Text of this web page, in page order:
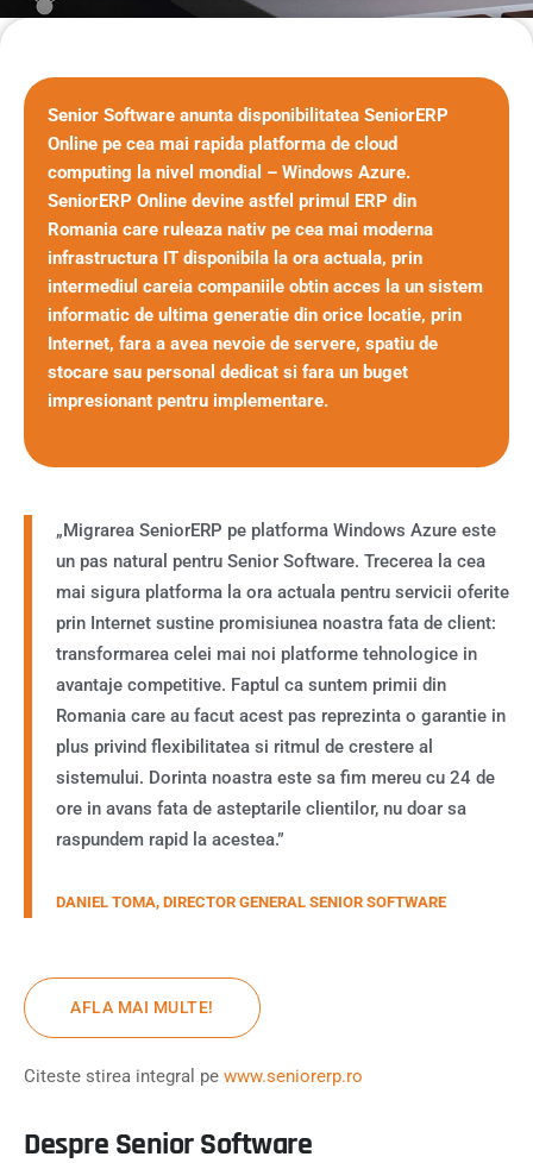
Senior Software anunta disponibilitatea SeniorERP
Online pe cea mai rapida platforma de cloud
computing la nivel mondial – Windows Azure.
SeniorERP Online devine astfel primul ERP din
Romania care ruleaza nativ pe cea mai moderna
infrastructura IT disponibila la ora actuala, prin
intermediul careia companiile obtin acces la un sistem
informatic de ultima generatie din orice locatie, prin
Internet, fara a avea nevoie de servere, spatiu de
stocare sau personal dedicat si fara un buget
impresionant pentru implementare.
„Migrarea SeniorERP pe platforma Windows Azure este
un pas natural pentru Senior Software. Trecerea la cea
mai sigura platforma la ora actuala pentru servicii oferite
prin Internet sustine promisiunea noastra fata de client:
transformarea celei mai noi platforme tehnologice in
avantaje competitive. Faptul ca suntem primii din
Romania care au facut acest pas reprezinta o garantie in
plus privind flexibilitatea si ritmul de crestere al
sistemului. Dorinta noastra este sa fim mereu cu 24 de
ore in avans fata de asteptarile clientilor, nu doar sa
raspundem rapid la acestea.”
DANIEL TOMA, DIRECTOR GENERAL SENIOR SOFTWARE
AFLA MAI MULTE!
Citeste stirea integral pe www.seniorerp.ro
Despre Senior Software